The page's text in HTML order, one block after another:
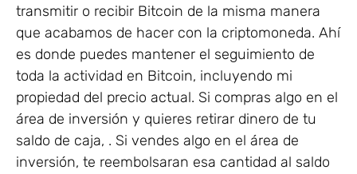
transmitir o recibir Bitcoin de la misma manera
que acabamos de hacer con la criptomoneda. Ahí
es donde puedes mantener el seguimiento de
toda la actividad en Bitcoin, incluyendo mi
propiedad del precio actual. Si compras algo en el
área de inversión y quieres retirar dinero de tu
saldo de caja, . Si vendes algo en el área de
inversión, te reembolsaran esa cantidad al saldo